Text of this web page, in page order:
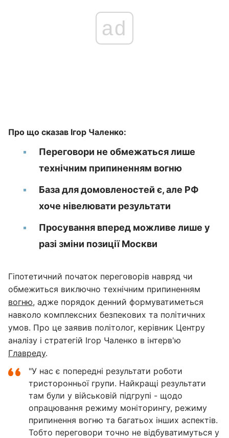
ad
Про що сказав Ігор Чаленко:
Переговори не обмежаться лише
технічним припиненням вогню
База для домовленостей є, але РФ
хоче нівелювати результати
Просування вперед можливе лише у
разі зміни позиції Москви
Гіпотетичний початок переговорів навряд чи
обмежиться виключно технічним припиненням
вогню, адже порядок денний формуватиметься
навколо комплексних безпекових та політичних
умов. Про це заявив політолог, керівник Центру
аналізу і стратегій Ігор Чаленко в інтерв'ю
Главреду.
"У нас є попередні результати роботи
тристоронньої групи. Найкращі результати
там були у військовій підгрупі - щодо
опрацювання режиму моніторингу, режиму
припинення вогню та багатьох інших аспектів.
Тобто переговори точно не відбуватимуться у